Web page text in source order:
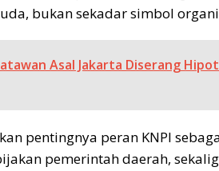
bukan sekadar simbol
Asal Jakarta Diserang
pentingnya peran KNPI
pemerintah daerah,